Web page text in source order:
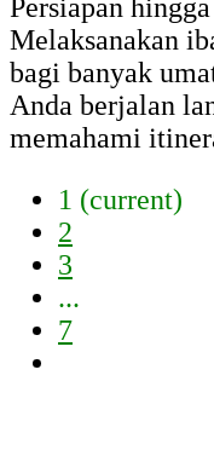
Persiapan
Melaksanakan
bagi banyak
Anda berjalan
memahami
1 (current)
2
3
...
7